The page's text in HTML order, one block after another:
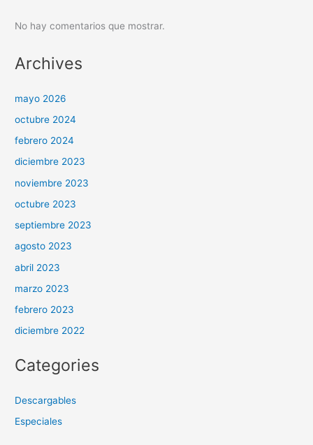
No hay comentarios que mostrar.
Archives
mayo 2026
octubre 2024
febrero 2024
diciembre 2023
noviembre 2023
octubre 2023
septiembre 2023
agosto 2023
abril 2023
marzo 2023
febrero 2023
diciembre 2022
Categories
Descargables
Especiales